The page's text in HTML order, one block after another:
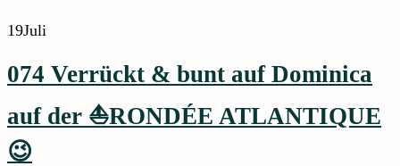
19Juli
074 Verrückt & bunt auf Dominica
auf der ⛵RONDÉE ATLANTIQUE
😉